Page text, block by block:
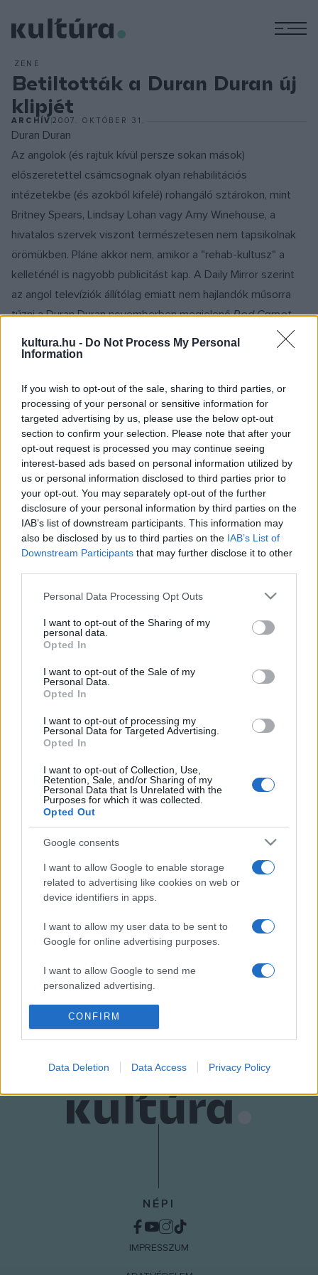
kultura.hu - Do Not Process My Personal
Information
If you wish to opt-out of the sale, sharing to third parties, or
processing of your personal or sensitive information for
targeted advertising by us, please use the below opt-out
section to confirm your selection. Please note that after your
opt-out request is processed you may continue seeing
interest-based ads based on personal information utilized by
us or personal information disclosed to third parties prior to
your opt-out. You may separately opt-out of the further
disclosure of your personal information by third parties on the
IAB’s list of downstream participants. This information may
also be disclosed by us to third parties on the IAB’s List of
Downstream Participants that may further disclose it to other
Please note that this website/app uses one or more Google
not limited to your visit or usage behaviour. You may click to
grant or deny consent to Google and its third-party tags to
use your data for below specified purposes in below Google
consent section.
Personal Data Processing Opt Outs
I want to opt-out of the Sharing of my
personal data.
Opted In
I want to opt-out of the Sale of my
Personal Data.
Opted In
I want to opt-out of processing my
Personal Data for Targeted Advertising.
Opted In
I want to opt-out of Collection, Use,
Retention, Sale, and/or Sharing of my
Personal Data that Is Unrelated with the
Purposes for which it was collected.
Opted Out
Google consents
I want to allow Google to enable storage
related to advertising like cookies on web or
device identifiers in apps.
I want to allow my user data to be sent to
Google for online advertising purposes.
I want to allow Google to send me
personalized advertising.
I want to allow Google to enable storage
related to analytics like cookies on web or
I want to allow Google to enable storage
I want to allow Google to enable storage
functionality and fraud prevention, and other
CONFIRM
Data Deletion Data Access Privacy Policy
ZENE
Betiltották a Duran Duran új
klipjét
ARCHÍV2007. OKTÓBER 31.
Duran Duran
Az angolok (és rajtuk kívül persze sokan mások)
előszeretettel csámcsognak olyan rehabilitációs
intézetekbe (és azokból kifelé) rohangáló sztárokon, mint
Britney Spears, Lindsay Lohan vagy Amy Winehouse, a
hivatalos szervek viszont természetesen nem tapsikolnak
örömükben. Pláne akkor nem, amikor a "rehab-kultusz" a
kelleténél is nagyobb publicitást kap. A Daily Mirror szerint
az angol televíziók állítólag emiatt nem hajlandók műsorra
tűzni a Duran Duran novemberben megjelenőRed Carpet
Massacre
című nagylemezének első single-jéhez készült
videoklipet.
Ennek persze nem nagyon örül a nyolcvanas évek
meghatározó popzenekarának vezetője, Simon Le Bon
pedig emlékezhetne arra, hogy huszonhat évvel ezelőtt a
Girls On Filmcímű klipjük BBC-s bojkottja kifejezetten jól
jött a bandának. A tiltás körüli huzavona miatt akkor nagyon
gyorsan beindult az együttes szekere.
A mostani,Justin Timberlake segítségével (társzerző és
producer) felvettFalling Downcímű dalhoz forgatott
videóban fiatal modelleket, kizárólag lányokat (Pete Doherty
fellélegezhet, ezek szerint a nemrég két év
között) láthatunk, akik elvonókúrára kárhoztattak drog- vagy
alkoholfüggőségük miatt. "A rehabra kényszerült modellek
koncepciója nagyon illett a számhoz. Igen szomorú klip, de
azért szépséget is felfedezhetünk benne. Szerintünk ez a
vagyunk, hogy az angliai megjelenéshez új videót kell
készítenünk" - nyilatkozta a Duran Duran szóvivője.
A pár napja Simon Le Bonnal interjút készítő The Sun brit
bulvárlap ítésze szerint egyébként az elmúlt évek egyik
Carpet Massacre. A Duran Duran frontembere egyébként a
beszélgetés során egy pillanatig sem titkolta, hogy a maguk
idejében ők is nyúltak kábítószerekhez, de mint mondta, arra
manapság már egészséges életet él, vegetáriánus és sokat
MEGOSZTÁS
NÉPI
IMPRESSZUM